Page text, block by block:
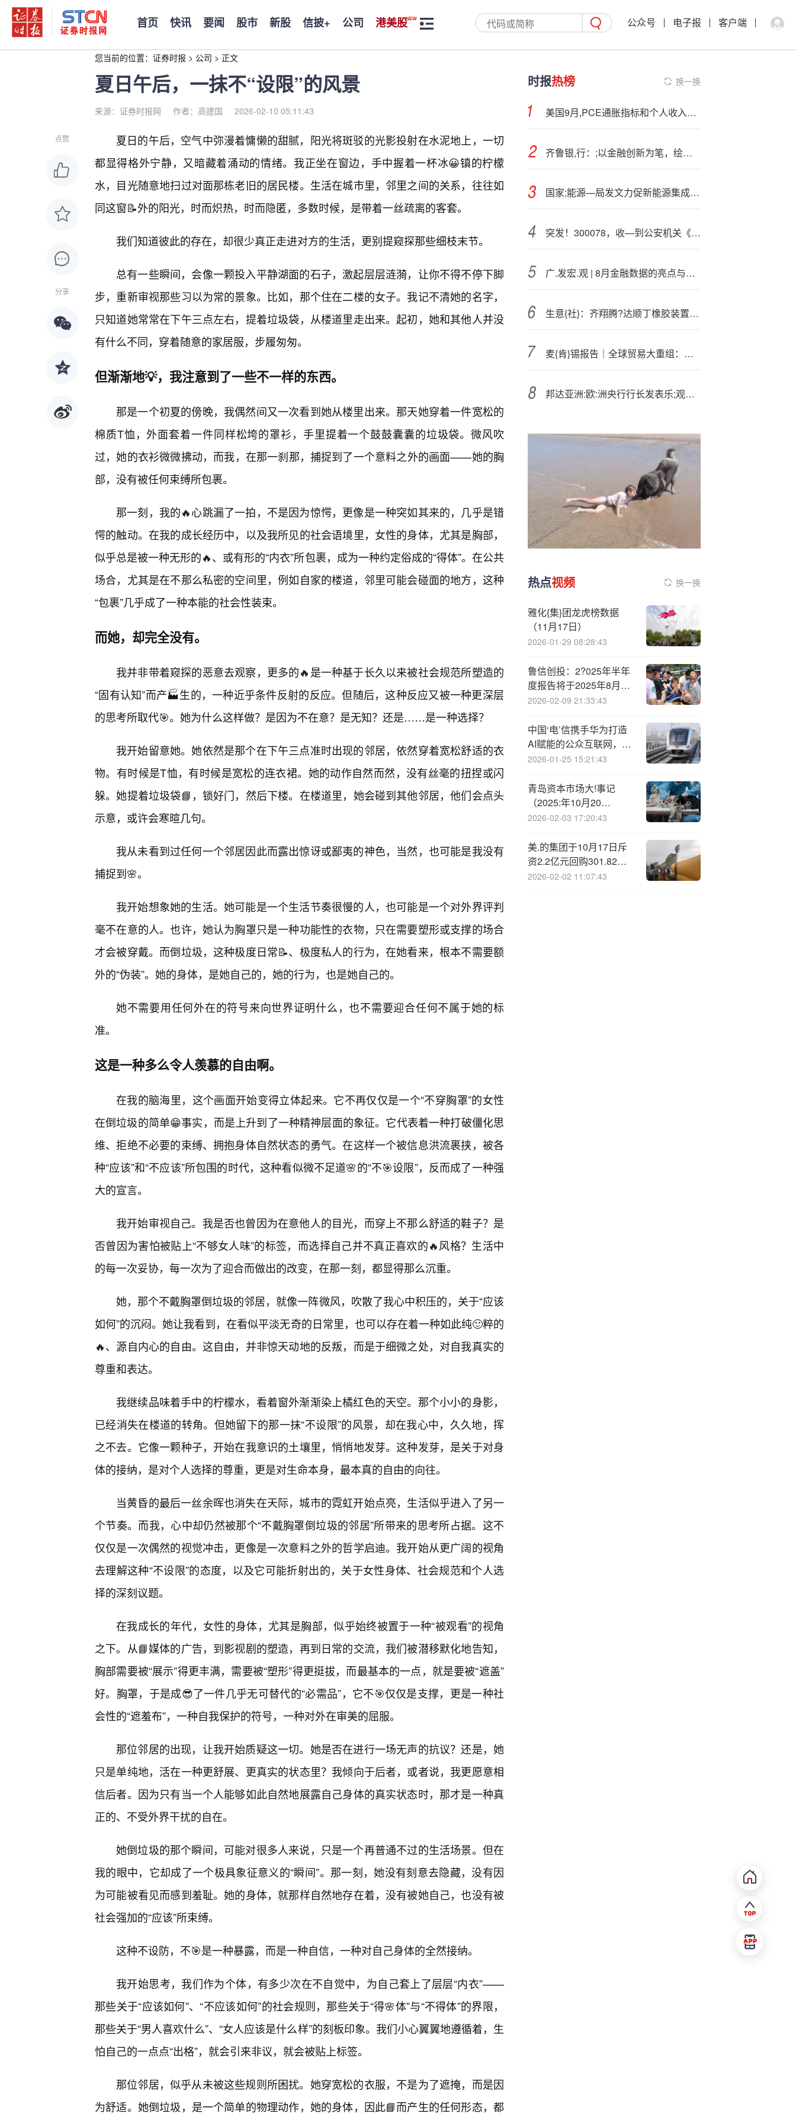
首页 快讯 要闻 股市 新股 信披+ 公司 港美股 公众号 电子报 客户端
您当前的位置： 证券时报 > 公司 > 正文
夏日午后，一抹不“设限”的风景
来源：证券时报网 作者：高建国 2026-02-10 05:11:43
点赞
分享
夏日的午后，空气中弥漫着慵懒的甜腻，阳光将斑驳的光影投射在水泥地上，一切
都显得格外宁静，又暗藏着涌动的情绪。我正坐在窗边，手中握着一杯冰😀镇的柠檬
水，目光随意地扫过对面那栋老旧的居民楼。生活在城市里，邻里之间的关系，往往如
同这窗📝外的阳光，时而炽热，时而隐匿，多数时候，是带着一丝疏离的客套。
我们知道彼此的存在，却很少真正走进对方的生活，更别提窥探那些细枝末节。
总有一些瞬间，会像一颗投入平静湖面的石子，激起层层涟漪，让你不得不停下脚
步，重新审视那些习以为常的景象。比如，那个住在二楼的女子。我记不清她的名字，
只知道她常常在下午三点左右，提着垃圾袋，从楼道里走出来。起初，她和其他人并没
有什么不同，穿着随意的家居服，步履匆匆。
但渐渐地💡，我注意到了一些不一样的东西。
那是一个初夏的傍晚，我偶然间又一次看到她从楼里出来。那天她穿着一件宽松的
棉质T恤，外面套着一件同样松垮的罩衫，手里提着一个鼓鼓囊囊的垃圾袋。微风吹
过，她的衣衫微微拂动，而我，在那一刹那，捕捉到了一个意料之外的画面——她的胸
部，没有被任何束缚所包裹。
那一刻，我的🔥心跳漏了一拍，不是因为惊愕，更像是一种突如其来的，几乎是错
愕的触动。在我的成长经历中，以及我所见的社会语境里，女性的身体，尤其是胸部，
似乎总是被一种无形的🔥、或有形的“内衣”所包裹，成为一种约定俗成的“得体”。在公共
场合，尤其是在不那么私密的空间里，例如自家的楼道，邻里可能会碰面的地方，这种
“包裹”几乎成了一种本能的社会性装束。
而她，却完全没有。
我并非带着窥探的恶意去观察，更多的🔥是一种基于长久以来被社会规范所塑造的
“固有认知”而产🏭生的，一种近乎条件反射的反应。但随后，这种反应又被一种更深层
的思考所取代🎯。她为什么这样做？是因为不在意？是无知？还是……是一种选择？
我开始留意她。她依然是那个在下午三点准时出现的邻居，依然穿着宽松舒适的衣
物。有时候是T恤，有时候是宽松的连衣裙。她的动作自然而然，没有丝毫的扭捏或闪
躲。她提着垃圾袋📘，锁好门，然后下楼。在楼道里，她会碰到其他邻居，他们会点头
示意，或许会寒暄几句。
我从未看到过任何一个邻居因此而露出惊讶或鄙夷的神色，当然，也可能是我没有
捕捉到🌸。
我开始想象她的生活。她可能是一个生活节奏很慢的人，也可能是一个对外界评判
毫不在意的人。也许，她认为胸罩只是一种功能性的衣物，只在需要塑形或支撑的场合
才会被穿戴。而倒垃圾，这种极度日常📝、极度私人的行为，在她看来，根本不需要额
外的“伪装”。她的身体，是她自己的，她的行为，也是她自己的。
她不需要用任何外在的符号来向世界证明什么，也不需要迎合任何不属于她的标
准。
这是一种多么令人羡慕的自由啊。
在我的脑海里，这个画面开始变得立体起来。它不再仅仅是一个“不穿胸罩”的女性
在倒垃圾的简单😁事实，而是上升到了一种精神层面的象征。它代表着一种打破僵化思
维、拒绝不必要的束缚、拥抱身体自然状态的勇气。在这样一个被信息洪流裹挟，被各
种“应该”和“不应该”所包围的时代，这种看似微不足道🌸的“不🎯设限”，反而成了一种强
大的宣言。
我开始审视自己。我是否也曾因为在意他人的目光，而穿上不那么舒适的鞋子？是
否曾因为害怕被贴上“不够女人味”的标签，而选择自己并不真正喜欢的🔥风格？生活中
的每一次妥协，每一次为了迎合而做出的改变，在那一刻，都显得那么沉重。
她，那个不戴胸罩倒垃圾的邻居，就像一阵微风，吹散了我心中积压的，关于“应该
如何”的沉闷。她让我看到，在看似平淡无奇的日常里，也可以存在着一种如此纯🙂粹的
🔥、源自内心的自由。这自由，并非惊天动地的反叛，而是于细微之处，对自我真实的
尊重和表达。
我继续品味着手中的柠檬水，看着窗外渐渐染上橘红色的天空。那个小小的身影，
已经消失在楼道的转角。但她留下的那一抹“不设限”的风景，却在我心中，久久地，挥
之不去。它像一颗种子，开始在我意识的土壤里，悄悄地发芽。这种发芽，是关于对身
体的接纳，是对个人选择的尊重，更是对生命本身，最本真的自由的向往。
当黄昏的最后一丝余晖也消失在天际，城市的霓虹开始点亮，生活似乎进入了另一
个节奏。而我，心中却仍然被那个“不戴胸罩倒垃圾的邻居”所带来的思考所占据。这不
仅仅是一次偶然的视觉冲击，更像是一次意料之外的哲学启迪。我开始从更广阔的视角
去理解这种“不设限”的态度，以及它可能折射出的，关于女性身体、社会规范和个人选
择的深刻议题。
在我成长的年代，女性的身体，尤其是胸部，似乎始终被置于一种“被观看”的视角
之下。从📘媒体的广告，到影视剧的塑造，再到日常的交流，我们被潜移默化地告知，
胸部需要被“展示”得更丰满，需要被“塑形”得更挺拔，而最基本的一点，就是要被“遮盖”
好。胸罩，于是成😎了一件几乎无可替代的“必需品”，它不🎯仅仅是支撑，更是一种社
会性的“遮羞布”，一种自我保护的符号，一种对外在审美的屈服。
那位邻居的出现，让我开始质疑这一切。她是否在进行一场无声的抗议？还是，她
只是单纯地，活在一种更舒展、更真实的状态里？我倾向于后者，或者说，我更愿意相
信后者。因为只有当一个人能够如此自然地展露自己身体的真实状态时，那才是一种真
正的、不受外界干扰的自在。
她倒垃圾的那个瞬间，可能对很多人来说，只是一个再普通不过的生活场景。但在
我的眼中，它却成了一个极具象征意义的“瞬间”。那一刻，她没有刻意去隐藏，没有因
为可能被看见而感到羞耻。她的身体，就那样自然地存在着，没有被她自己，也没有被
社会强加的“应该”所束缚。
这种不设防，不🎯是一种暴露，而是一种自信，一种对自己身体的全然接纳。
我开始思考，我们作为个体，有多少次在不自觉中，为自己套上了层层“内衣”——
那些关于“应该如何”、“不应该如何”的社会规则，那些关于“得🌸体”与“不得体”的界限，
那些关于“男人喜欢什么”、“女人应该是什么样”的刻板印象。我们小心翼翼地遵循着，生
怕自己的一点点“出格”，就会引来非议，就会被贴上标签。
那位邻居，似乎从未被这些规则所困扰。她穿宽松的衣服，不是为了遮掩，而是因
为舒适。她倒垃圾，是一个简单的物理动作，她的身体，因此📘而产生的任何形态，都
时报热榜 换一换
美国9月,PCE通胀指标和个人收入报告将在12月5日发布
齐鲁银,行：;以金融创新为笔，绘就齐鲁绿色转型新图景
国家;能源—局发文力促新能源集成融合发展
突发！300078，收—到公安机关《调取证据通知书》，或涉欺诈发行
广.发宏.观 | 8月金融数据的亮点与短板
生意{社}：齐翔腾?达顺丁橡胶装置重启运行
麦{肯}锡报告｜全球贸易大重组：中美供应链重构的连锁反应
邦达亚洲:欧:洲央行行长发表乐;观言论 欧元小幅收涨
热点视频 换一换
雅化{集}团龙虎榜数据
（11月17日）
2026-01-29 08:28:43
鲁信创投：2?025年半年
度报告将于2025年8月30
日披露
2026-02-09 21:33:43
中国‘电’信携手华为打造
AI赋能的公众互联网，构
建云网融合新底座，荣获
等奖
2026-01-25 15:21:43
青岛资本市场大!事记
（2025:年10月20
日-2025年10月26日）
2026-02-03 17:20:43
美.的集团于10月17日斥
资2.2亿元回购301.82万
股A股
2026-02-02 11:07:43